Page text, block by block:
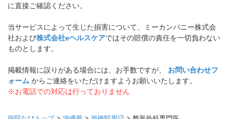
に直接ご確認ください。
当サービスによって生じた損害について、ミーカンパニー株式会
社および株式会社eヘルスケアではその賠償の責任を一切負わない
ものとします。
掲載情報に誤りがある場合には、お手数ですが、 お問い合わせフ
ォーム からご連絡をいただけますようお願いいたします。
※お電話での対応は行っておりません